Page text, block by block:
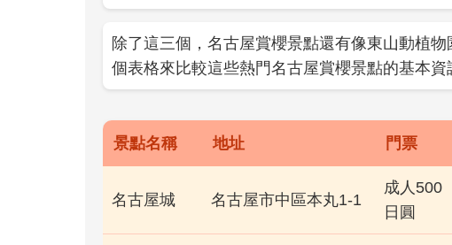
除了這三個，名古屋賞櫻景點還有像東山動植
個表格來比較這些熱門名古屋賞櫻景點的基本資
景點名稱 地址 門票
名古屋城 名古屋市中區本丸1-1
成人500
日圓